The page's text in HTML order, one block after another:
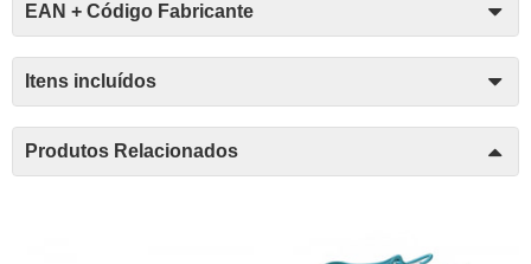
EAN + Código Fabricante
Itens incluídos
Produtos Relacionados